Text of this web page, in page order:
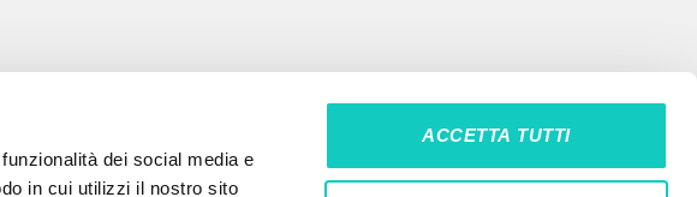
dei social media e
in cui utilizzi il nostro sito
ACCETTA TUTTI